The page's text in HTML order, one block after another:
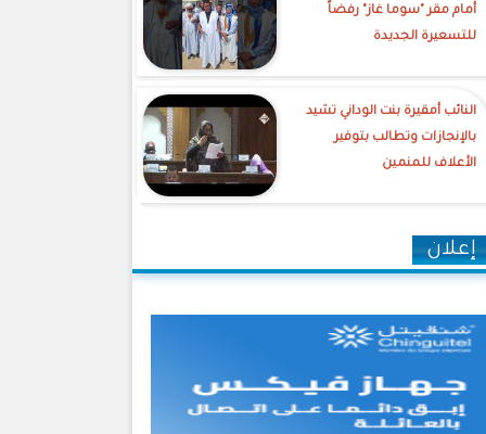
أمام مقر "سوما غاز" رفضاً
للتسعيرة الجديدة
النائب أمقيرة بنت الوداني تشيد
بالإنجازات وتطالب بتوفير
الأعلاف للمنمين
إعلان